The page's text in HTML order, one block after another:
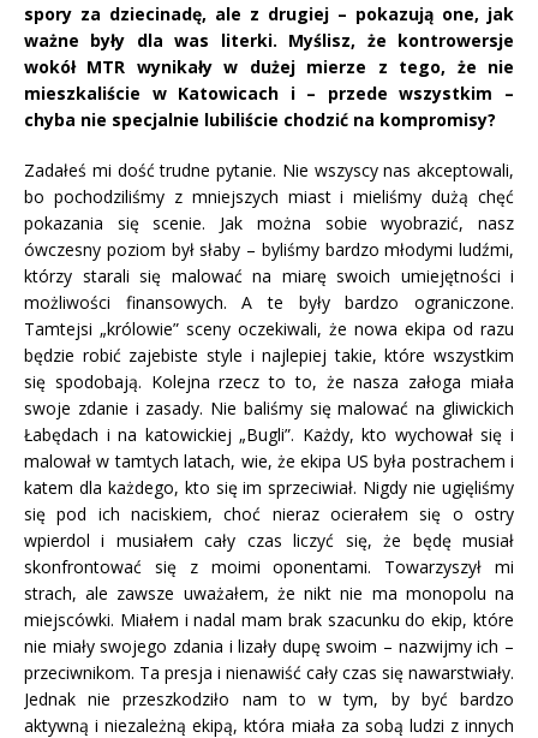
spory za dziecinadę, ale z drugiej – pokazują one, jak
ważne były dla was literki. Myślisz, że kontrowersje
wokół MTR wynikały w dużej mierze z tego, że nie
mieszkaliście w Katowicach i – przede wszystkim –
chyba nie specjalnie lubiliście chodzić na kompromisy?
Zadałeś mi dość trudne pytanie. Nie wszyscy nas akceptowali,
bo pochodziliśmy z mniejszych miast i mieliśmy dużą chęć
pokazania się scenie. Jak można sobie wyobrazić, nasz
ówczesny poziom był słaby – byliśmy bardzo młodymi ludźmi,
którzy starali się malować na miarę swoich umiejętności i
możliwości finansowych. A te były bardzo ograniczone.
Tamtejsi „królowie” sceny oczekiwali, że nowa ekipa od razu
będzie robić zajebiste style i najlepiej takie, które wszystkim
się spodobają. Kolejna rzecz to to, że nasza załoga miała
swoje zdanie i zasady. Nie baliśmy się malować na gliwickich
Łabędach i na katowickiej „Bugli”. Każdy, kto wychował się i
malował w tamtych latach, wie, że ekipa US była postrachem i
katem dla każdego, kto się im sprzeciwiał. Nigdy nie ugięliśmy
się pod ich naciskiem, choć nieraz ocierałem się o ostry
wpierdol i musiałem cały czas liczyć się, że będę musiał
skonfrontować się z moimi oponentami. Towarzyszył mi
strach, ale zawsze uważałem, że nikt nie ma monopolu na
miejscówki. Miałem i nadal mam brak szacunku do ekip, które
nie miały swojego zdania i lizały dupę swoim – nazwijmy ich –
przeciwnikom. Ta presja i nienawiść cały czas się nawarstwiały.
Jednak nie przeszkodziło nam to w tym, by być bardzo
aktywną i niezależną ekipą, która miała za sobą ludzi z innych